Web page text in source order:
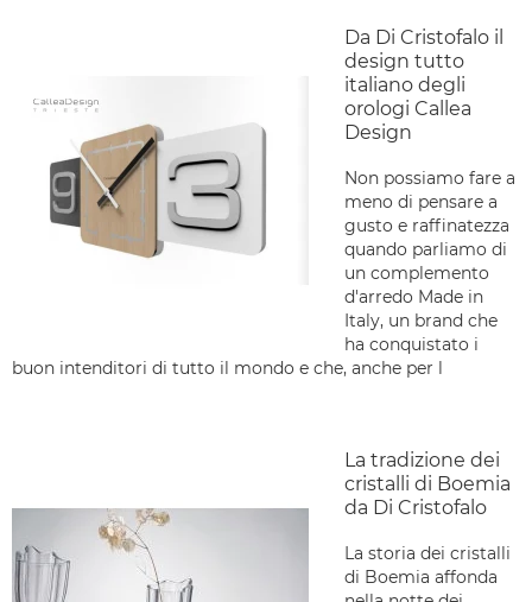
Da Di Cristofalo il
design tutto
italiano degli
orologi Callea
Design
Non possiamo fare a
meno di pensare a
gusto e raffinatezza
quando parliamo di
un complemento
d'arredo Made in
Italy, un brand che
ha conquistato i
buon intenditori di tutto il mondo e che, anche per l
La tradizione dei
cristalli di Boemia
da Di Cristofalo
La storia dei cristalli
di Boemia affonda